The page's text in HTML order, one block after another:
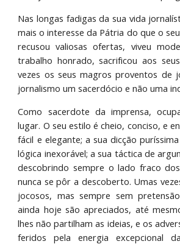
Nas longas fadigas da sua vida
mais o interesse da Pátria do que o
recusou valiosas ofertas, viveu
trabalho honrado, sacrificou aos
vezes os seus magros proventos de
jornalismo um sacerdócio e não uma
Como sacerdote da imprensa,
lugar. O seu estilo é cheio, conciso, e
fácil e elegante; a sua dicção
lógica inexorável; a sua táctica de
descobrindo sempre o lado fraco
nunca se pôr a descoberto. Umas
jocosos, mas sempre sem
ainda hoje são apreciados, até
lhes não partilham as ideias, e os
feridos pela energia excepcional